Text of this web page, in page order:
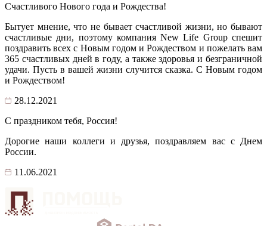
Счастливого Нового года и Рождества!
Бытует мнение, что не бывает счастливой жизни, но бывают
счастливые дни, поэтому компания New Life Group спешит
поздравить всех с Новым годом и Рождеством и пожелать вам
365 счастливых дней в году, а также здоровья и безграничной
удачи. Пусть в вашей жизни случится сказка. С Новым годом
и Рождеством!
28.12.2021
С праздником тебя, Россия!
Дорогие наши коллеги и друзья, поздравляем вас с Днем
России.
11.06.2021